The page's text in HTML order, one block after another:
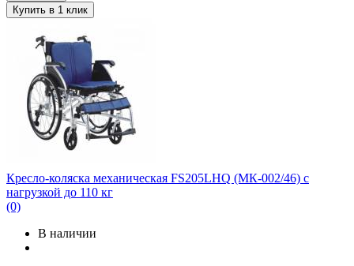
Купить в 1 клик
Кресло-коляска механическая FS205LHQ (МК-002/46) с
нагрузкой до 110 кг
(0)
В наличии